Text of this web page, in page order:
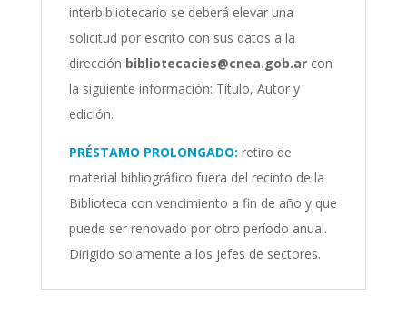
interbibliotecario se deberá elevar una
solicitud por escrito con sus datos a la
dirección bibliotecacies@cnea.gob.ar con
la siguiente información: Título, Autor y
edición.
PRÉSTAMO PROLONGADO: retiro de
material bibliográfico fuera del recinto de la
Biblioteca con vencimiento a fin de año y que
puede ser renovado por otro período anual.
Dirigido solamente a los jefes de sectores.